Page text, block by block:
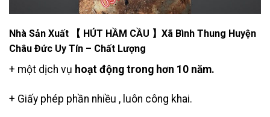
Nhà Sản Xuất 【 HÚT HẦM CẦU 】Xã Bình Thung Huyện
Châu Đức Uy Tín – Chất Lượng
+ một dịch vụ hoạt động trong hơn 10 năm.
+ Giấy phép phần nhiều , luôn công khai.